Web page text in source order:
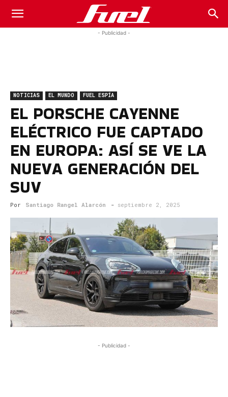
Fuel
Magazine
- Publicidad -
NOTICIAS EL MUNDO FUEL ESPÍA
EL PORSCHE CAYENNE
ELÉCTRICO FUE CAPTADO
EN EUROPA: ASÍ SE VE LA
NUEVA GENERACIÓN DEL
SUV
Por Santiago Rangel Alarcón - septiembre 2, 2025
- Publicidad -